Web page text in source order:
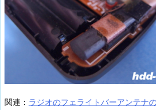
関連： ラジオのフェライトバーアンテナ